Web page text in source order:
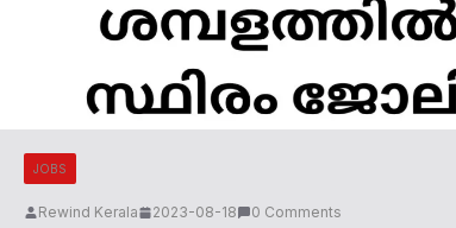
JOBS
Rewind Kerala 2023-08-18
0 Comments